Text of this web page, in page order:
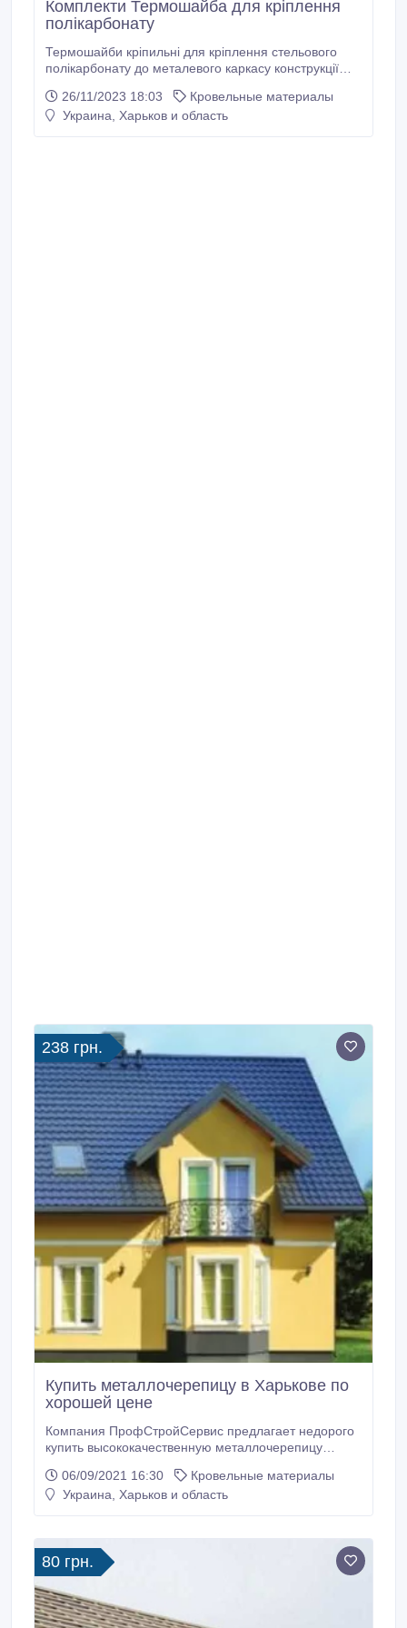
Комплекти Термошайба для кріплення
полікарбонату
Термошайби кріпильні для кріплення стельового
полікарбонату до металевого каркасу конструкції
використанні. Виконано з якісного поліпропілену
(первинна сировина). Колірна гамма: прозорі,
26/11/2023 18:03
Кровельные материалы
Украина, Харьков и область
238 грн.
Купить металлочерепицу в Харькове по
хорошей цене
Компания ПрофСтройСервис предлагает недорого
купить высококачественную металлочерепицу
адаманте; - финейра; - классик; - афина; - максима;
- гудлок; - дюна. По лучшим ценам в Харькове вы
06/09/2021 16:30
Кровельные материалы
Украина, Харьков и область
80 грн.